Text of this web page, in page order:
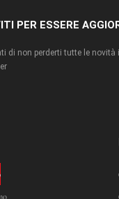
PER ESSERE
di non perderti tutte le